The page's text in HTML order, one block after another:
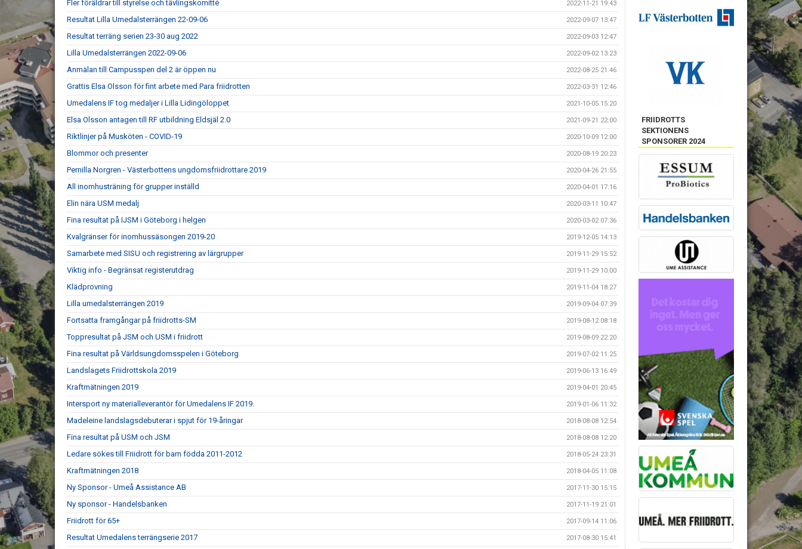
Fler föräldrar till styrelse och tävlingskomitté 2022-11-21 19:43
Resultat Lilla Umedalsterrängen 22-09-06 2022-09-07 13:47
Resultat terräng serien 23-30 aug 2022 2022-09-03 12:47
Lilla Umedalsterrängen 2022-09-06 2022-09-02 13:23
Anmälan till Campusspen del 2 är öppen nu 2022-08-25 21:46
Grattis Elsa Olsson för fint arbete med Para friidrotten 2022-03-31 12:46
Umedalens IF tog medaljer i Lilla Lidingöloppet 2021-10-05 15:20
Elsa Olsson antagen till RF utbildning Eldsjäl 2.0 2021-09-21 22:00
Riktlinjer på Musköten - COVID-19 2020-10-09 12:00
Blommor och presenter 2020-08-19 20:23
Pernilla Norgren - Västerbottens ungdomsfriidrottare 2019 2020-04-26 21:55
All inomhusträning för grupper inställd 2020-04-01 17:16
Elin nära USM medalj 2020-03-11 10:47
Fina resultat på IJSM i Göteborg i helgen 2020-03-02 07:36
Kvalgränser för inomhussäsongen 2019-20 2019-12-05 14:13
Samarbete med SISU och registrering av lärgrupper 2019-11-29 15:52
Viktig info - Begränsat registerutdrag 2019-11-29 10:00
Klädprovning 2019-11-04 18:27
Lilla umedalsterrängen 2019 2019-09-04 07:39
Fortsatta framgångar på friidrotts-SM 2019-08-12 08:18
Toppresultat på JSM och USM i friidrott 2019-08-09 22:20
Fina resultat på Världsungdomsspelen i Göteborg 2019-07-02 11:25
Landslagets Friidrottskola 2019 2019-06-13 16:49
Kraftmätningen 2019 2019-04-01 20:45
Intersport ny materialleverantör för Umedalens IF 2019. 2019-01-06 11:32
Madeleine landslagsdebuterar i spjut för 19-åringar 2018-08-08 12:54
Fina resultat på USM och JSM 2018-08-08 12:20
Ledare sökes till Friidrott för barn födda 2011-2012 2018-05-24 23:31
Kraftmätningen 2018 2018-04-05 11:08
Ny Sponsor - Umeå Assistance AB 2017-11-30 15:15
Ny sponsor - Handelsbanken 2017-11-19 21:01
Friidrott för 65+ 2017-09-14 11:06
Resultat Umedalens terrängserie 2017 2017-08-30 15:41
FRIIDROTTS
SEKTIONENS
SPONSORER 2024